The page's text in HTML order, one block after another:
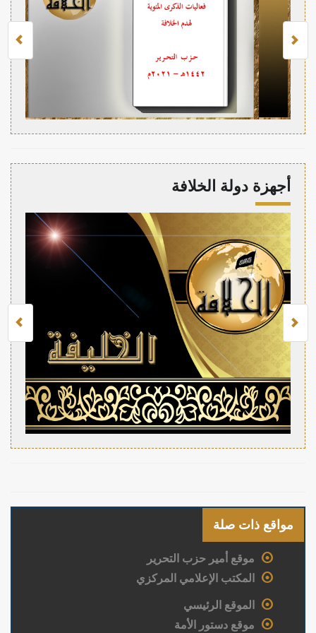
أجهزة دولة الخلافة
مواقع ذات صلة
موقع أمير حزب التحرير
المكتب الإعلامي المركزي
الموقع الرئيسي
موقع دستور الأمة